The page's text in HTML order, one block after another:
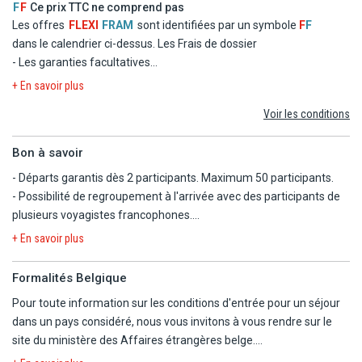
Les taxes de séjour.
Les dépenses d'ordre personnel.
Le port des bagages.
Les excursions et activités optionnelles à régler sur place.
pour chacun par jour et par personne.
d'hospitalisation, assistance juridique et pénale.
F F Ce prix TTC ne comprend pas
Les offres FLEXI FRAM sont identifiées par un symbole FF
dans le calendrier ci-dessus.
Les Frais de dossier
- Les garanties facultatives
- Les autres repas et les boissons
+ En savoir plus
Voir les conditions
Bon à savoir
- Départs garantis dès 2 participants. Maximum 50 participants.
- Possibilité de regroupement à l'arrivée avec des participants de
plusieurs voyagistes francophones.
- Circuit du jour 2 au jour 8 et le jour 10 en minibus climatisé
participants).
participants) ou guide-accompagnateur francophone (dès 20
participants).
- Remise d'un ticket STM 24h valable le jour 11 sur les transports
+ En savoir plus
Formalités Belgique
Pour toute information sur les conditions d'entrée pour un séjour
dans un pays considéré, nous vous invitons à vous rendre sur le
site du ministère des Affaires étrangères belge.
https://diplomatie.belgium.be/fr/Services/voyager_a_letranger/